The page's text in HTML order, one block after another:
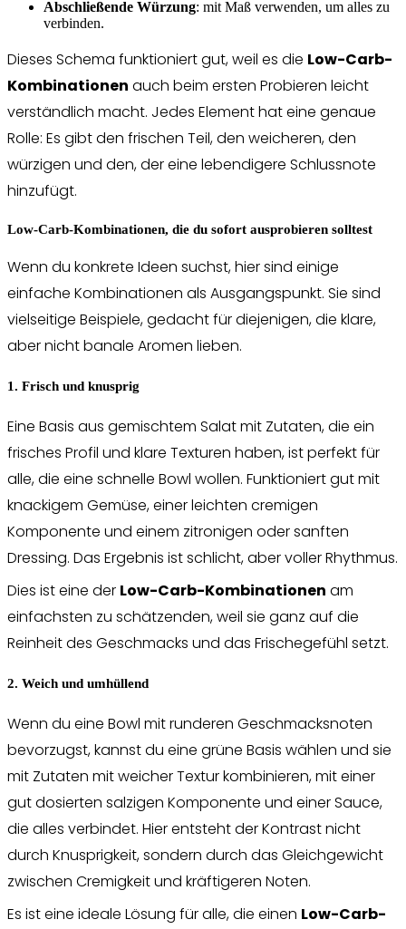
Abschließende Würzung: mit Maß verwenden, um alles zu
verbinden.
Dieses Schema funktioniert gut, weil es die Low-Carb-
Kombinationen auch beim ersten Probieren leicht
verständlich macht. Jedes Element hat eine genaue
Rolle: Es gibt den frischen Teil, den weicheren, den
würzigen und den, der eine lebendigere Schlussnote
hinzufügt.
Low-Carb-Kombinationen, die du sofort ausprobieren solltest
Wenn du konkrete Ideen suchst, hier sind einige
einfache Kombinationen als Ausgangspunkt. Sie sind
vielseitige Beispiele, gedacht für diejenigen, die klare,
aber nicht banale Aromen lieben.
1. Frisch und knusprig
Eine Basis aus gemischtem Salat mit Zutaten, die ein
frisches Profil und klare Texturen haben, ist perfekt für
alle, die eine schnelle Bowl wollen. Funktioniert gut mit
knackigem Gemüse, einer leichten cremigen
Komponente und einem zitronigen oder sanften
Dressing. Das Ergebnis ist schlicht, aber voller Rhythmus.
Dies ist eine der Low-Carb-Kombinationen am
einfachsten zu schätzenden, weil sie ganz auf die
Reinheit des Geschmacks und das Frischegefühl setzt.
2. Weich und umhüllend
Wenn du eine Bowl mit runderen Geschmacksnoten
bevorzugst, kannst du eine grüne Basis wählen und sie
mit Zutaten mit weicher Textur kombinieren, mit einer
gut dosierten salzigen Komponente und einer Sauce,
die alles verbindet. Hier entsteht der Kontrast nicht
durch Knusprigkeit, sondern durch das Gleichgewicht
zwischen Cremigkeit und kräftigeren Noten.
Es ist eine ideale Lösung für alle, die einen Low-Carb-